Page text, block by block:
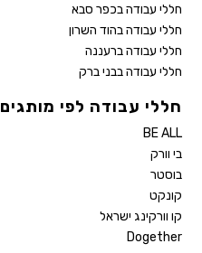
חללי עבודה בכפר סבא
חללי עבודה בהוד השרון
חללי עבודה ברעננה
חללי עבודה בבני ברק
חללי עבודה לפי מותגים
BE ALL
בי וורק
בוסטר
קונקט
קו וורקינג ישראל
Dogether